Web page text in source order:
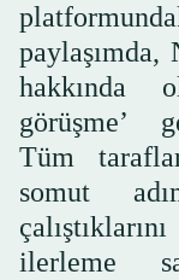
paylaşımda,
hakkında
görüşme’
Tüm
somut
ilerleme